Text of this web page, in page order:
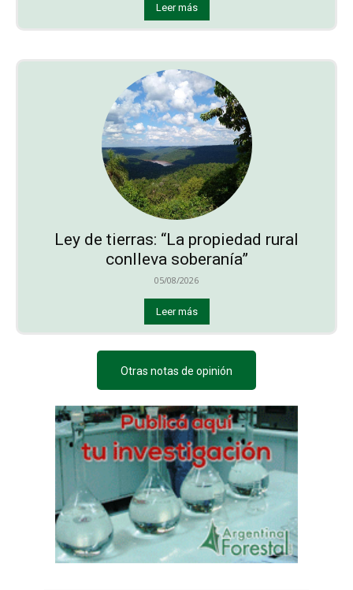
Leer más
Ley de tierras: “La propiedad rural
conlleva soberanía”
05/08/2026
Leer más
Otras notas de opinión